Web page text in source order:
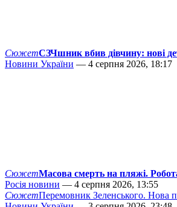
СюжетСЗЧшник вбив дівчину: нові
Новини України — 4 серпня 2026, 18:17
СюжетМасова смерть на пляжі.
Росія новини — 4 серпня 2026, 13:55
СюжетПеремовник Зеленського. Нова